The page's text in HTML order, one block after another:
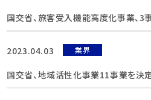
国交省、旅客受入機能高度化事業、3
2023.04.03 業界
国交省、地域活性化事業11事業を決